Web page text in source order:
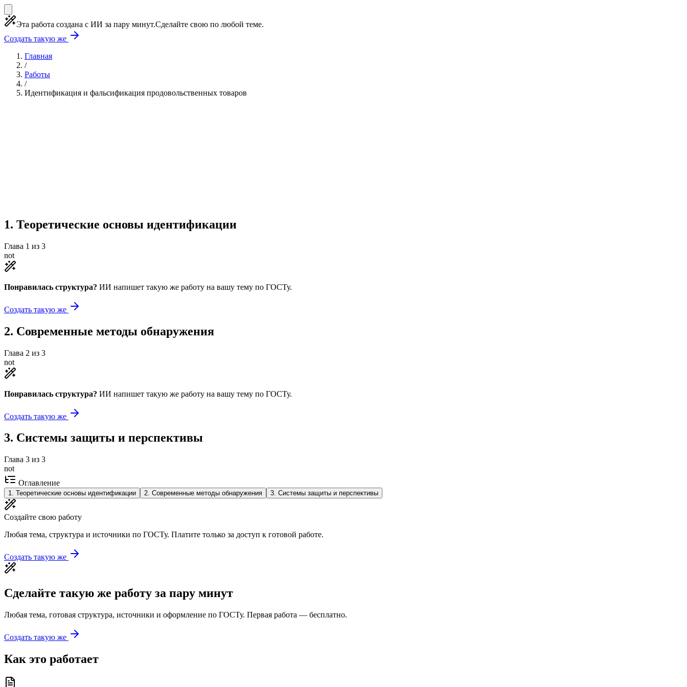
Эта работа создана с ИИ за пару минут.Сделайте свою по любой теме.
Создать такую же
Главная
/
Работы
/
Идентификация и фальсификация продовольственных товаров
1. Теоретические основы идентификации
Глава 1 из 3
not
Понравилась структура? ИИ напишет такую же работу на вашу тему по ГОСТу.
Создать такую же
2. Современные методы обнаружения
Глава 2 из 3
not
Понравилась структура? ИИ напишет такую же работу на вашу тему по ГОСТу.
Создать такую же
3. Системы защиты и перспективы
Глава 3 из 3
not
Оглавление
1. Теоретические основы идентификации 2. Современные методы обнаружения 3. Системы защиты и перспективы
Создайте свою работу
Любая тема, структура и источники по ГОСТу. Платите только за доступ к готовой работе.
Создать такую же
Сделайте такую же работу за пару минут
Любая тема, готовая структура, источники и оформление по ГОСТу. Первая работа — бесплатно.
Создать такую же
Как это работает